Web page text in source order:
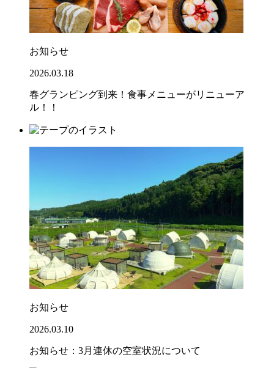
お知らせ
2026.03.18
春グランピング到来！食事メニューがリニューア
ル！！
お知らせ
2026.03.10
お知らせ：3月連休の空室状況について